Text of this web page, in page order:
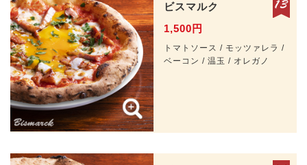
ビスマルク
1,500円
トマトソース / モッツァレラ /
ベーコン / 温玉 / オレガノ